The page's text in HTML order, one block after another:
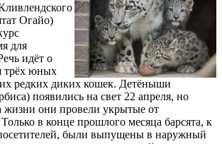
Огайо)
для
идёт о
трёх юных
редких диких кошек. Детёныши
появились на свет 22 апреля, но
жизни они провели укрытые от
в конце прошлого месяца барсята, к
были выпущены в наружный